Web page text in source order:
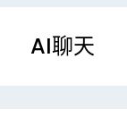
AI聊天